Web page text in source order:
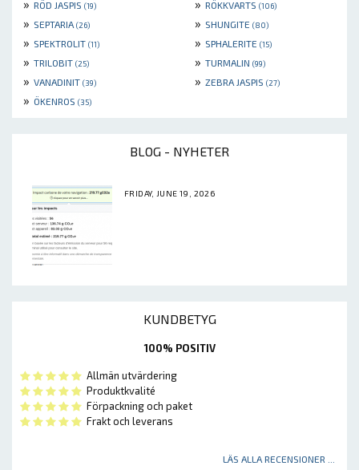
» RÖD JASPIS (19) » RÖKKVARTS (106)
» SEPTARIA (26) » SHUNGITE (80)
» SPEKTROLIT (11) » SPHALERITE (15)
» TRILOBIT (25) » TURMALIN (99)
» VANADINIT (39) » ZEBRA JASPIS (27)
» ÖKENROS (35)
BLOG - NYHETER
FRIDAY, JUNE 19, 2026
KUNDBETYG
100% POSITIV
Allmän utvärdering
Produktkvalité
Förpackning och paket
Frakt och leverans
LÄS ALLA RECENSIONER ...